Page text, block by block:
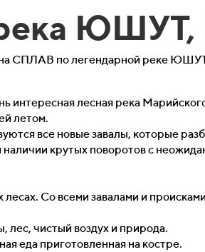
ЮШУТ,
СПЛАВ по легендарной реке
лесная река
летом.
все новые завалы, которые
крутых поворотов с
Со всеми завалами и
чистый воздух и природа.
еда приготовленная на костре.